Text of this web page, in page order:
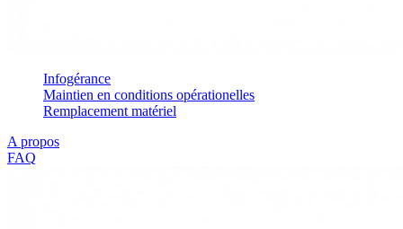
Infogérance
Maintien en conditions opérationelles
Remplacement matériel
A propos
FAQ